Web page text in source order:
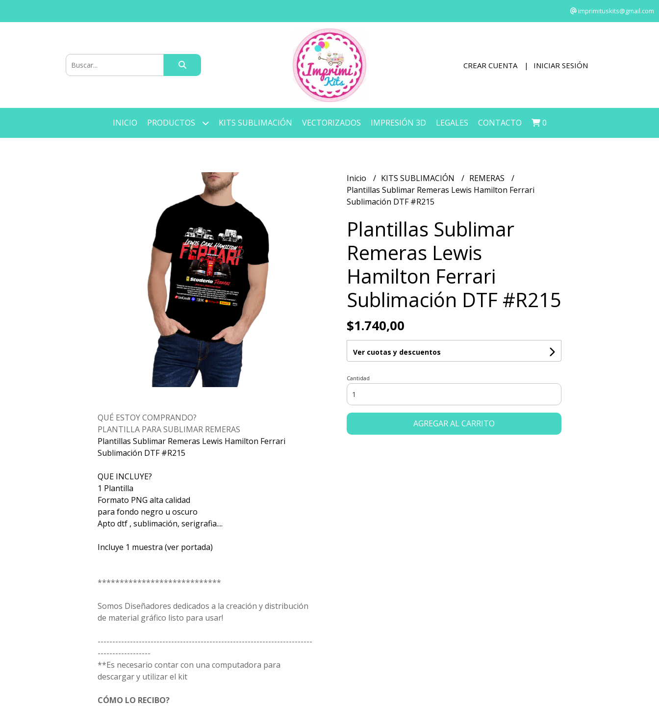
imprimituskits@gmail.com
CREAR CUENTA INICIAR SESIÓN
INICIO PRODUCTOS KITS SUBLIMACIÓN VECTORIZADOS IMPRESIÓN 3D LEGALES CONTACTO 0
QUÉ ESTOY COMPRANDO?
PLANTILLA PARA SUBLIMAR REMERAS
Plantillas Sublimar Remeras Lewis Hamilton Ferrari
Sublimación DTF #R215
QUE INCLUYE?
1 Plantilla
Formato PNG alta calidad
para fondo negro u oscuro
Apto dtf , sublimación, serigrafia....
Incluye 1 muestra (ver portada)
****************************
Somos Diseñadores dedicados a la creación y distribución
de material gráfico listo para usar!
-------------------------------------------------------------------------
------------------
**Es necesario contar con una computadora para
descargar y utilizar el kit
CÓMO LO RECIBO?
Inicio KITS SUBLIMACIÓN
REMERAS
Plantillas Sublimar Remeras Lewis Hamilton Ferrari
Sublimación DTF #R215
Plantillas Sublimar
Remeras Lewis
Hamilton Ferrari
Sublimación DTF #R215
$1.740,00
Ver cuotas y descuentos
Cantidad
AGREGAR AL CARRITO